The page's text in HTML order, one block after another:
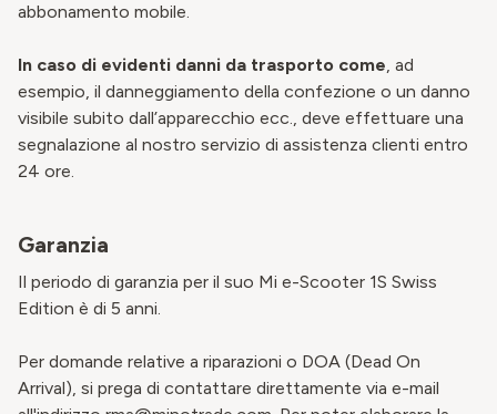
abbonamento mobile.
In caso di evidenti danni da trasporto come, ad
esempio, il danneggiamento della confezione o un danno
visibile subito dall’apparecchio ecc., deve effettuare una
segnalazione al nostro servizio di assistenza clienti entro
24 ore.
Garanzia
Il periodo di garanzia per il suo Mi e-Scooter 1S Swiss
Edition è di 5 anni.
Per domande relative a riparazioni o DOA (Dead On
Arrival), si prega di contattare direttamente via e-mail